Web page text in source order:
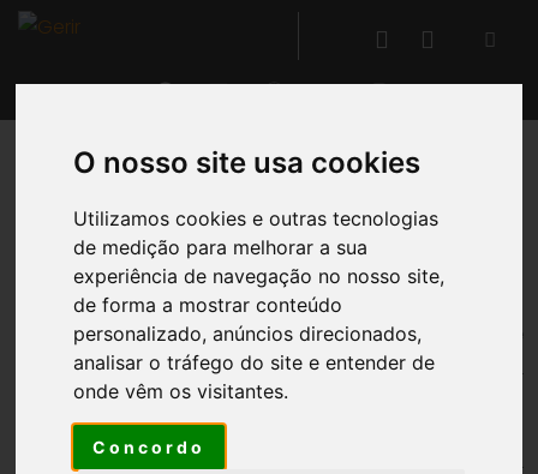
O nosso site usa cookies
Utilizamos cookies e outras tecnologias
de medição para melhorar a sua
experiência de navegação no nosso site,
de forma a mostrar conteúdo
personalizado, anúncios direcionados,
analisar o tráfego do site e entender de
onde vêm os visitantes.
Concordo
Gestão da Qualidade
Através daconstrução de relatórios-base
associados aprocessos de controlo
interno como externo, o GERIR
identificação e o registo de não
conformidades,em qualquer ponto do sistema